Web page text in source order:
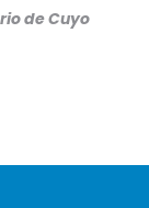
de Cuyo